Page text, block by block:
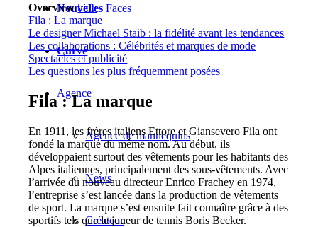
Nouvelles Faces
Curvé
Agence
Agence de mannequins
News
Créateur
Overview hide
Fila : La marque
Le designer Michael Staib : la fidélité avant les tendances
Les collaborations : Célébrités et marques de mode
Spectacles et publicité
Les questions les plus fréquemment posées
Fila : La marque
En 1911, les frères italiens Ettore et Giansevero Fila ont
fondé la marque du même nom. Au début, ils
développaient surtout des vêtements pour les habitants des
Alpes italiennes, principalement des sous-vêtements. Avec
l’arrivée du nouveau directeur Enrico Frachey en 1974,
l’entreprise s’est lancée dans la production de vêtements
de sport. La marque s’est ensuite fait connaître grâce à des
sportifs tels que le joueur de tennis Boris Becker.